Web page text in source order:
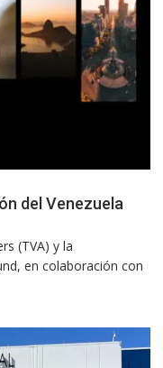
del Venezuela
(TVA) y la
en colaboración con